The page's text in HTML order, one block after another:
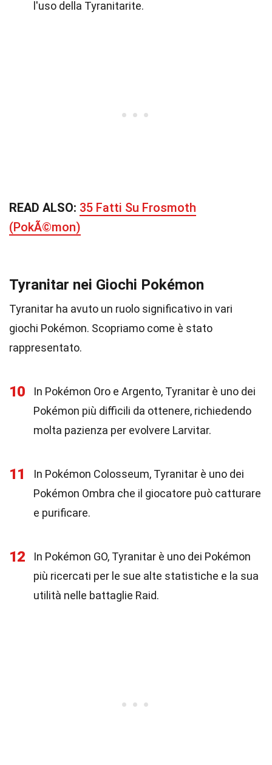
l'uso della Tyranitarite.
READ ALSO: 35 Fatti Su Frosmoth
(PokÃ©mon)
Tyranitar nei Giochi Pokémon
Tyranitar ha avuto un ruolo significativo in vari
giochi Pokémon. Scopriamo come è stato
rappresentato.
10
In Pokémon Oro e Argento, Tyranitar è uno dei
Pokémon più difficili da ottenere, richiedendo
molta pazienza per evolvere Larvitar.
11
In Pokémon Colosseum, Tyranitar è uno dei
Pokémon Ombra che il giocatore può catturare
e purificare.
12
In Pokémon GO, Tyranitar è uno dei Pokémon
più ricercati per le sue alte statistiche e la sua
utilità nelle battaglie Raid.